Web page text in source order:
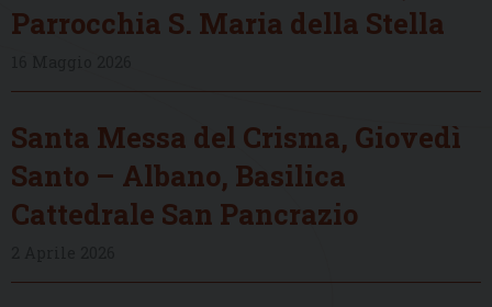
Parrocchia S. Maria della Stella
Santa Messa del Crisma, Giovedì
Santo – Albano, Basilica
Cattedrale San Pancrazio